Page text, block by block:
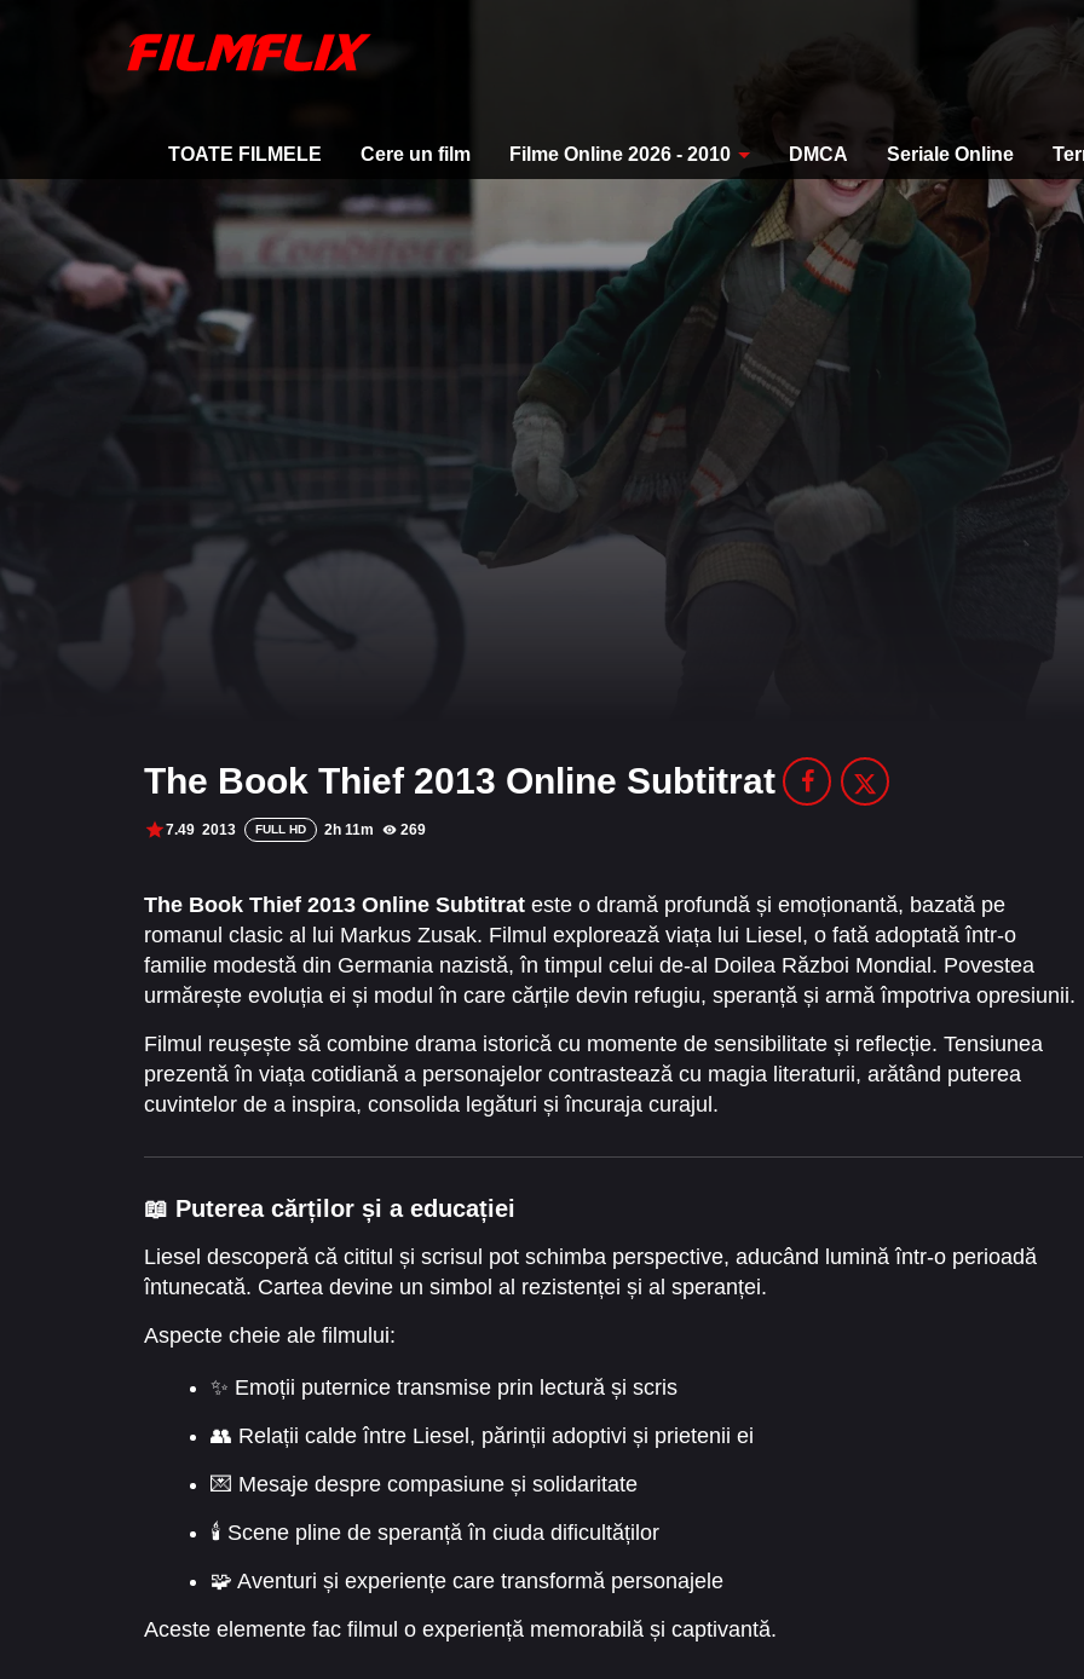
TOATE FILMELE Cere un film Filme Online 2026 - 2010 DMCA Seriale Online
The Book Thief 2013 Online Subtitrat
7.49 2013 FULL HD 2h 11m 269
The Book Thief 2013 Online Subtitrat este o dramă profundă și emoționantă, bazată pe
romanul clasic al lui Markus Zusak. Filmul explorează viața lui Liesel, o fată adoptată într-o
familie modestă din Germania nazistă, în timpul celui de-al Doilea Război Mondial. Povestea
urmărește evoluția ei și modul în care cărțile devin refugiu, speranță și armă împotriva opresiunii.
Filmul reușește să combine drama istorică cu momente de sensibilitate și reflecție. Tensiunea
prezentă în viața cotidiană a personajelor contrastează cu magia literaturii, arătând puterea
cuvintelor de a inspira, consolida legături și încuraja curajul.
📖 Puterea cărților și a educației
Liesel descoperă că cititul și scrisul pot schimba perspective, aducând lumină într-o perioadă
întunecată. Cartea devine un simbol al rezistenței și al speranței.
Aspecte cheie ale filmului:
✨ Emoții puternice transmise prin lectură și scris
👥 Relații calde între Liesel, părinții adoptivi și prietenii ei
💌 Mesaje despre compasiune și solidaritate
🕯️ Scene pline de speranță în ciuda dificultăților
🧩 Aventuri și experiențe care transformă personajele
Aceste elemente fac filmul o experiență memorabilă și captivantă.